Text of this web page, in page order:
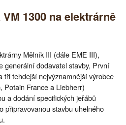
1300 na elektrárně
Mělník III (dále EME III),
generální dodavatel stavby, První
tři tehdejší nejvýznamnější výrobce
Potain France a Liebherr)
a dodání specifických jeřábů
připravovanou stavbu uhelného